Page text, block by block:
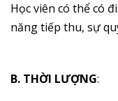
Học viên có thể có
năng tiếp thu, sự
B. THỜI LƯỢNG: